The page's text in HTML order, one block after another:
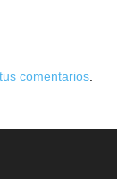
comentarios